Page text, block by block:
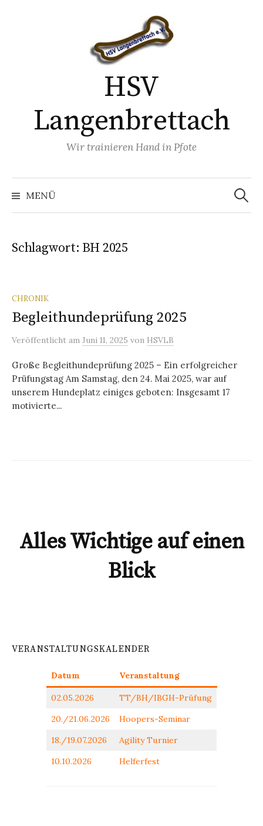
HSV
Langenbrettach
Wir trainieren Hand in Pfote
MENÜ
Suchen
nach:
Schlagwort: BH 2025
CHRONIK
Begleithundeprüfung 2025
Veröffentlicht am Juni 11, 2025 von HSVLB
Große Begleithundeprüfung 2025 – Ein erfolgreicher
Prüfungstag Am Samstag, den 24. Mai 2025, war auf
unserem Hundeplatz einiges geboten: Insgesamt 17
motivierte...
Alles Wichtige auf einen
Blick
VERANSTALTUNGSKALENDER
Datum Veranstaltung
02.05.2026
TT/BH/IBGH-Prüfung
20./21.06.2026
Hoopers-Seminar
18./19.07.2026
Agility Turnier
10.10.2026
Helferfest